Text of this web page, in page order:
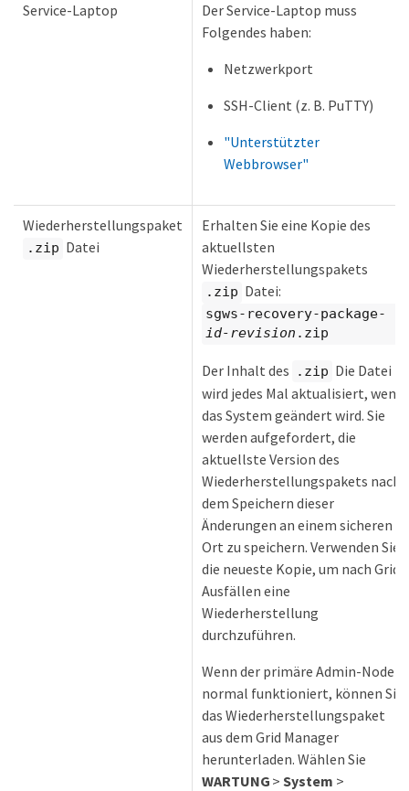
Service-Laptop
Der Service-Laptop muss
Folgendes haben:
Netzwerkport
SSH-Client (z. B. PuTTY)
"Unterstützter
Webbrowser"
Wiederherstellungspaket
.zip Datei
Erhalten Sie eine Kopie des
aktuellsten
Wiederherstellungspakets
.zip Datei:
sgws-recovery-package-
id-revision .zip
Der Inhalt des .zip Die Datei
wird jedes Mal aktualisiert, wenn
das System geändert wird. Sie
werden aufgefordert, die
aktuellste Version des
Wiederherstellungspakets nach
dem Speichern dieser
Änderungen an einem sicheren
Ort zu speichern. Verwenden Sie
die neueste Kopie, um nach Grid-
Ausfällen eine
Wiederherstellung
durchzuführen.
Wenn der primäre Admin-Node
normal funktioniert, können Sie
das Wiederherstellungspaket
aus dem Grid Manager
herunterladen. Wählen Sie
WARTUNG >System >